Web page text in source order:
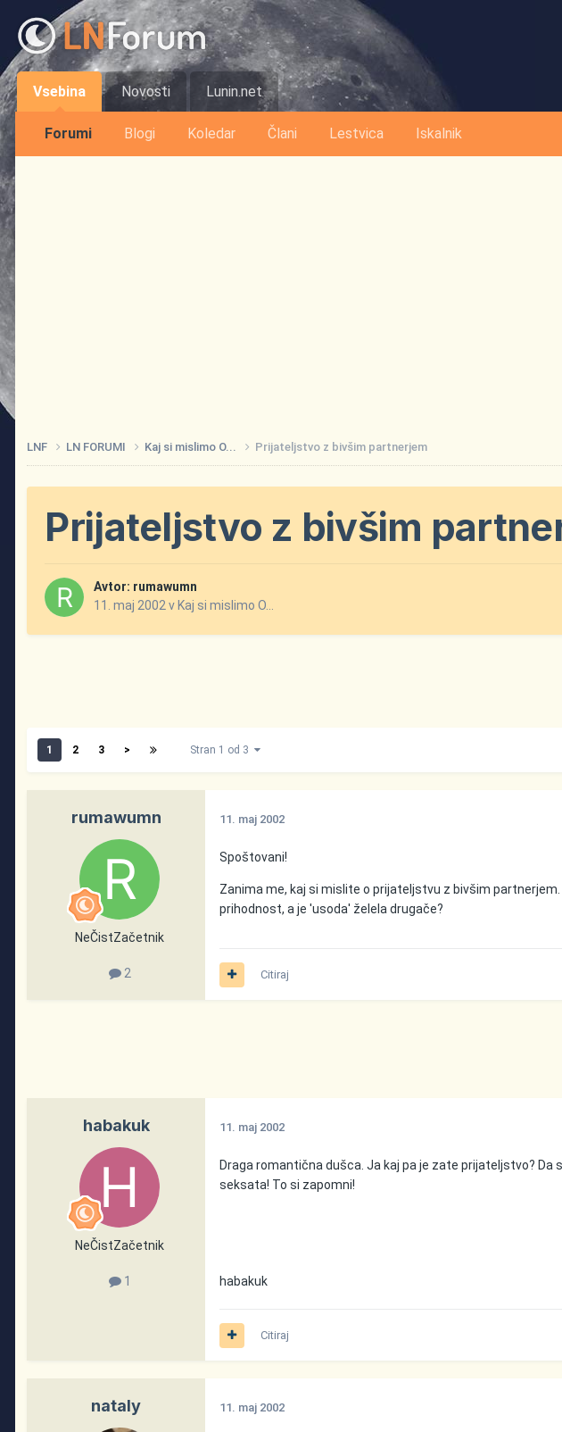
Vsebina
Forumi Blogi Koledar Člani Lestvica Iskalnik
Novosti Lunin.net
LNF LN FORUMI Kaj si mislimo O... Prijateljstvo z bivšim partnerjem
Prijateljstvo z bivšim
Avtor: rumawumn
11. maj 2002 v Kaj si mislimo O...
1 2 3 > Stran 1 od 3
rumawumn
NeČistZačetnik
2
11. maj 2002
Spoštovani!
Zanima me, kaj si mislite o prijateljstvu z bivšim
prihodnost, a je 'usoda' želela drugače?
Citiraj
habakuk
NeČistZačetnik
1
11. maj 2002
Draga romantična dušca. Ja kaj pa je zate prijateljstvo?
seksata! To si zapomni!
habakuk
Citiraj
nataly 11. maj 2002